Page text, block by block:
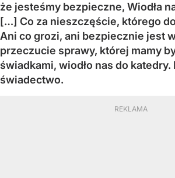
że jesteśmy bezpieczne, Wiodła
[…] Co za nieszczęście, którego
Ani co grozi, ani bezpiecznie jest
przeczucie sprawy, której mamy
świadkami, wiodło nas do katedry.
świadectwo.